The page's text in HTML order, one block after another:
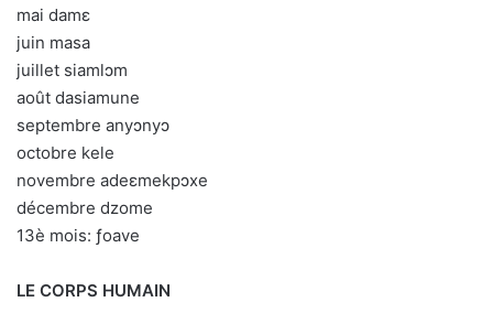
mai damɛ
juin masa
juillet siamlɔm
août dasiamune
septembre anyɔnyɔ
octobre kele
novembre adeɛmekpɔxe
décembre dzome
13è mois: ƒoave
LE CORPS HUMAIN